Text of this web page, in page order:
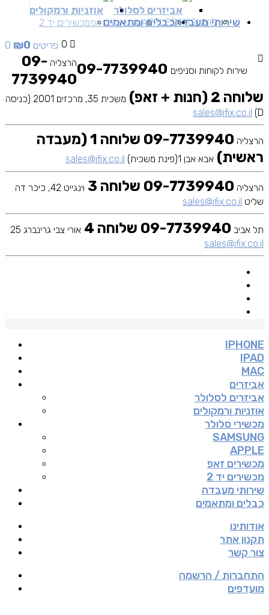
אביזרים לסלולר אוזניות ורמקולים
SAMSUNG
APPLEמכשירים זאפמכשירים יד 2 שירותי מעבדהכבלים ומתאמים
0 0 פריטים ₪0
שירות לקוחות וסניפים
הרצליה 09-
7739940
שלוחה 2 (חנות + זאפ)
משכית 35, מרכזים 2001 (כניסה
D)
sales@ifix.co.il
הרצליה
09-7739940 שלוחה 1 (מעבדה
ראשית) אבא אבן 1(פינת משכית) sales@ifix.co.il
הרצליה 09-7739940 שלוחה 3
וינגייט 42, כיכר דה
שליט sales@ifix.co.il
תל אביב 09-7739940 שלוחה 4
אורי צבי גרינברג 25
sales@ifix.co.il
IPHONE
IPAD
MAC
אביזרים
אביזרים לסלולר
אוזניות ורמקולים
מכשירי סלולר
SAMSUNG
APPLE
מכשירים זאפ
מכשירים יד 2
שירותי מעבדה
כבלים ומתאמים
אודותינו
תקנון אתר
צור קשר
התחברות / הרשמה
מועדפים